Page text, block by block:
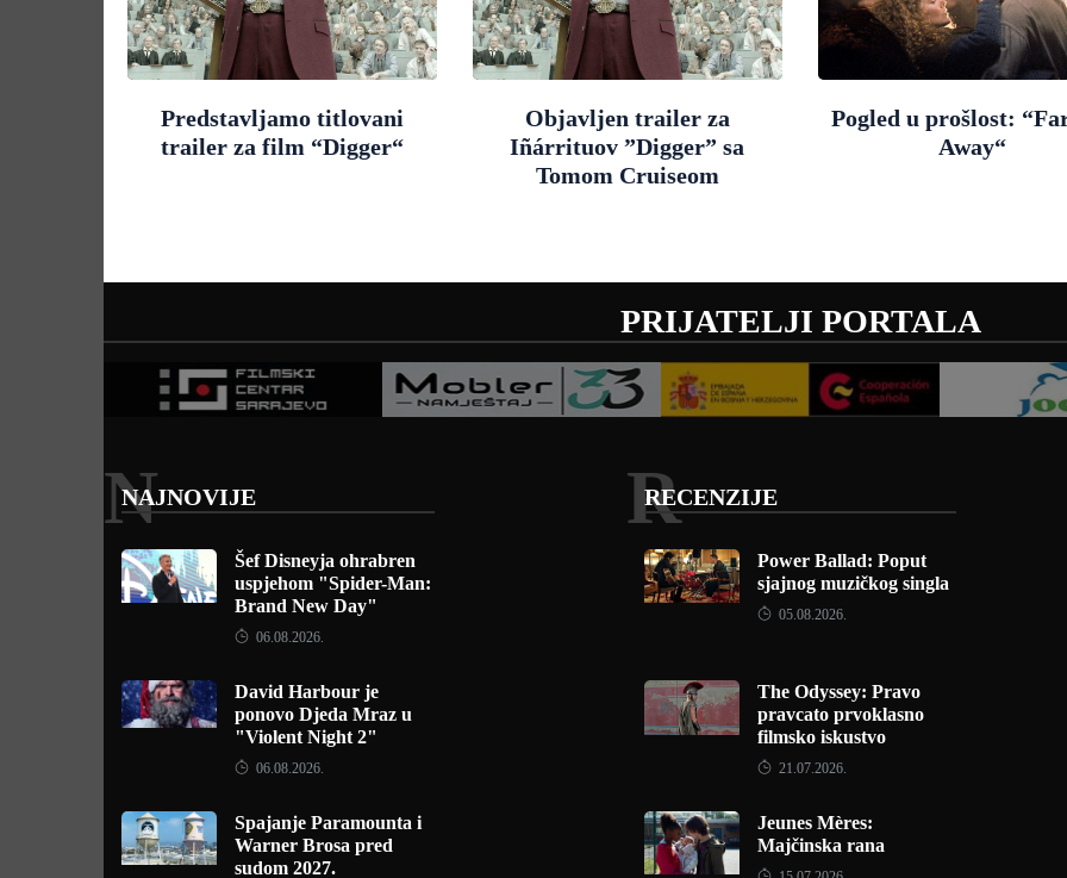
Predstavljamo titlovani
trailer za film “Digger“
Objavljen trailer za
Iñárrituov ”Digger” sa
Tomom Cruiseom
Pogled u prošlost:
Away“
PRIJATELJI PORTALA
NAJNOVIJE
N
Šef Disneyja ohrabren
uspjehom "Spider-Man:
Brand New Day"
06.08.2026.
David Harbour je
ponovo Djeda Mraz u
"Violent Night 2"
06.08.2026.
Spajanje Paramounta i
Warner Brosa pred
sudom 2027.
RECENZIJE
R
Power Ballad: Poput
sjajnog muzičkog singla
05.08.2026.
The Odyssey: Pravo
pravcato prvoklasno
filmsko iskustvo
21.07.2026.
Jeunes Mères:
Majčinska rana